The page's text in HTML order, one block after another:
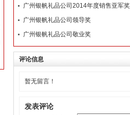
广州银帆礼品公司2014年度销售亚军奖
广州银帆礼品公司领导奖
广州银帆礼品公司敬业奖
评论信息
暂无留言！
发表评论